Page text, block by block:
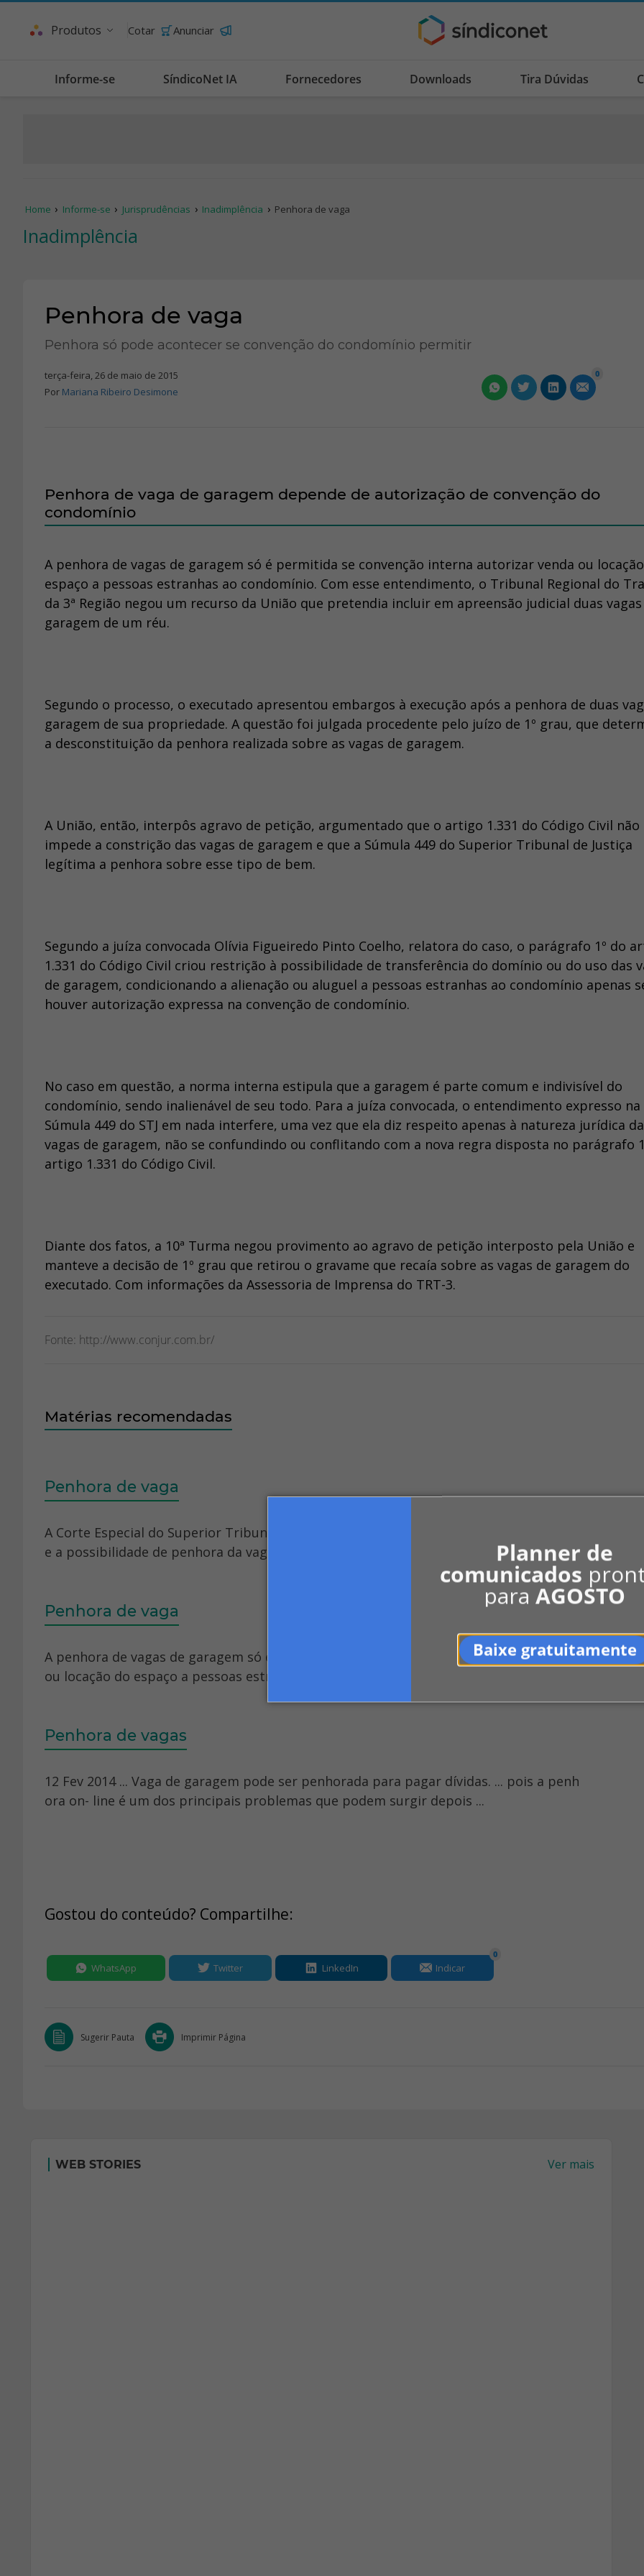
Planner de
comunicados
paraAGOSTO
Baixe gratuitamente
Produtos Cotar Anunciar
Informe-se SíndicoNet IA Fornecedores Downloads Tira Dúvidas
Home Informe-se Jurisprudências Inadimplência Penhora de vaga
Inadimplência
Penhora de vaga
Penhora só pode acontecer se convenção do condomínio permitir
terça-feira, 26 de maio de 2015
Por Mariana Ribeiro Desimone
0
Penhora de vaga de garagem depende de autorização de convenção do
condomínio
A penhora de vagas de garagem só é permitida se convenção interna autorizar venda ou
espaço a pessoas estranhas ao condomínio. Com esse entendimento, o Tribunal Regional do
da 3ª Região negou um recurso da União que pretendia incluir em apreensão judicial duas
garagem de um réu.
Segundo o processo, o executado apresentou embargos à execução após a penhora de duas
garagem de sua propriedade. A questão foi julgada procedente pelo juízo de 1º grau, que
a desconstituição da penhora realizada sobre as vagas de garagem.
A União, então, interpôs agravo de petição, argumentado que o artigo 1.331 do Código Civil não
impede a constrição das vagas de garagem e que a Súmula 449 do Superior Tribunal de Justiça
legítima a penhora sobre esse tipo de bem.
Segundo a juíza convocada Olívia Figueiredo Pinto Coelho, relatora do caso, o parágrafo 1º do
1.331 do Código Civil criou restrição à possibilidade de transferência do domínio ou do uso das
de garagem, condicionando a alienação ou aluguel a pessoas estranhas ao condomínio apenas
houver autorização expressa na convenção de condomínio.
No caso em questão, a norma interna estipula que a garagem é parte comum e indivisível do
condomínio, sendo inalienável de seu todo. Para a juíza convocada, o entendimento expresso na
Súmula 449 do STJ em nada interfere, uma vez que ela diz respeito apenas à natureza jurídica
vagas de garagem, não se confundindo ou conflitando com a nova regra disposta no parágrafo
artigo 1.331 do Código Civil.
Diante dos fatos, a 10ª Turma negou provimento ao agravo de petição interposto pela União e
manteve a decisão de 1º grau que retirou o gravame que recaía sobre as vagas de garagem do
executado. Com informações da Assessoria de Imprensa do TRT-3.
Fonte: http://www.conjur.com.br/
Matérias recomendadas
Penhora de vaga
A Corte Especial do Superior Tribunal de Justiça (STJ) aprovou a edição de súmula sobr
e a possibilidade de penhora da vaga de garagem que tenha registro ...
Penhora de vaga
A penhora de vagas de garagem só é permitida se convenção interna autorizar venda
ou locação do espaço a pessoas estranhas ao condomínio. Com esse ...
Penhora de vagas
12 Fev 2014 ... Vaga de garagem pode ser penhorada para pagar dívidas. ... pois a penh
ora on- line é um dos principais problemas que podem surgir depois ...
Gostou do conteúdo? Compartilhe:
WhatsApp Twitter LinkedIn Indicar
0
Sugerir Pauta Imprimir Página
WEB STORIES Ver mais